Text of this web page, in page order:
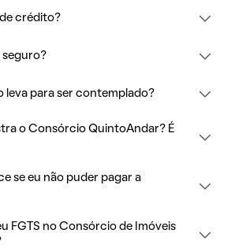
crédito?
seguro?
leva para ser contemplado?
o Consórcio QuintoAndar? É
se eu não puder pagar a
FGTS no Consórcio de Imóveis